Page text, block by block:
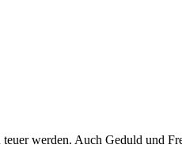
werden. Auch Geduld und